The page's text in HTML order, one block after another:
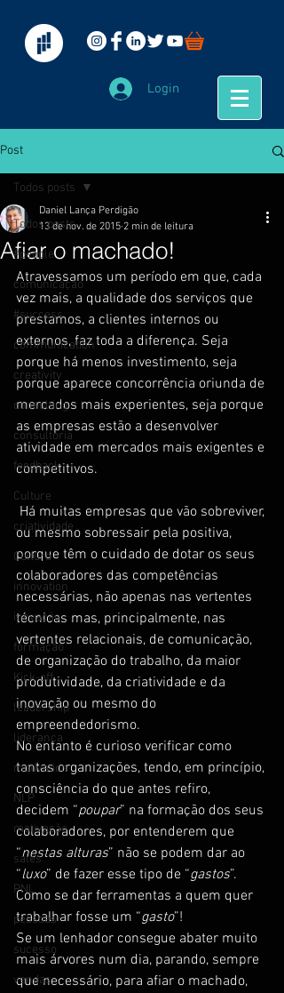
Login
Post
Todos posts
#people
comunicação
#success
communication
creativity
consulting
consultoria
feedback
Culture
criatividade
Cultura
innovation
inovação
formação
Kick-off
leadership
liderança
motivation
NLP
motivação
sales
PNL
pessoas
sucesso
vendas
Todos posts
Afiar o machado!
Daniel Lança Perdigão
13 de nov. de 2015 2 min de leitura
Atravessamos um período em que, cada
vez mais, a qualidade dos serviços que
prestamos, a clientes internos ou
externos, faz toda a diferença. Seja
porque há menos investimento, seja
porque aparece concorrência oriunda de
mercados mais experientes, seja porque
as empresas estão a desenvolver
atividade em mercados mais exigentes e
competitivos.
ou mesmo sobressair pela positiva,
porque têm o cuidado de dotar os seus
colaboradores das competências
necessárias, não apenas nas vertentes
técnicas mas, principalmente, nas
vertentes relacionais, de comunicação,
de organização do trabalho, da maior
produtividade, da criatividade e da
inovação ou mesmo do
empreendedorismo.
No entanto é curioso verificar como
tantas organizações, tendo, em princípio,
consciência do que antes refiro,
decidem “poupar” na formação dos seus
colaboradores, por entenderem que
“nestas alturas” não se podem dar ao
“luxo” de fazer esse tipo de “gastos”.
Como se dar ferramentas a quem quer
trabalhar fosse um “gasto”!
Se um lenhador consegue abater muito
mais árvores num dia, parando, sempre
que necessário, para afiar o machado,